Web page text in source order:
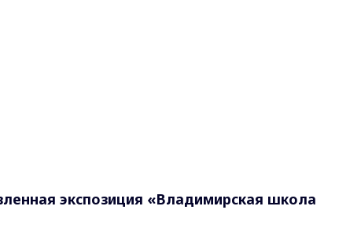
экспозиция «Владимирская школа